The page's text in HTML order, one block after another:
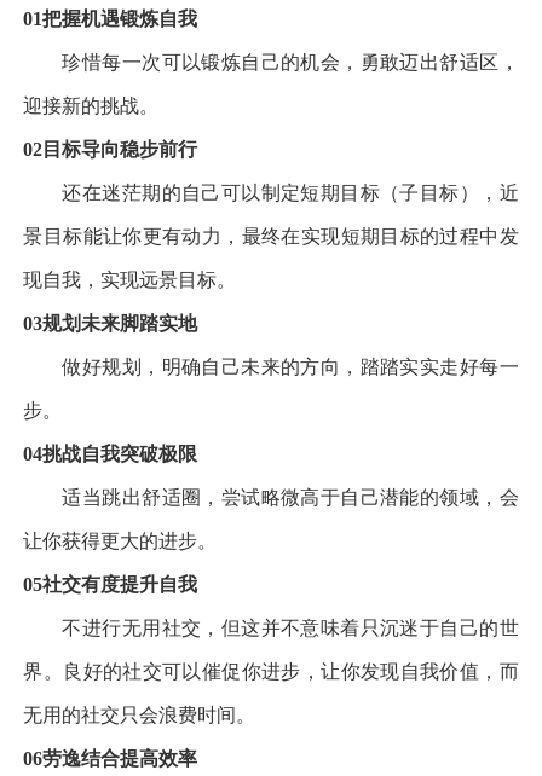
01把握机遇锻炼自我
珍惜每一次可以锻炼自己的机会，勇敢迈出舒适区，
迎接新的挑战。
02 目标导向稳步前行
还在迷茫期的自己可以制定短期目标（子目标），近
景目标能让你更有动力，最终在实现短期目标的过程中发
现自我，实现远景目标。
03规划未来脚踏实地
做好规划，明确自己未来的方向，踏踏实实走好每一
步。
04挑战自我突破极限
适当跳出舒适圈，尝试略微高于自己潜能的领域，会
让你获得更大的进步。
05社交有度提升自我
不进行无用社交，但这并不意味着只沉迷于自己的世
界。良好的社交可以催促你进步，让你发现自我价值，而
无用的社交只会浪费时间。
06劳逸结合提高效率